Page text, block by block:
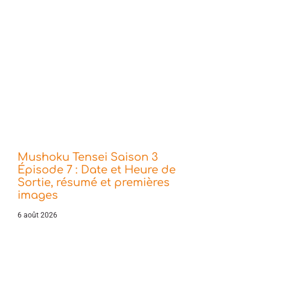
Mushoku Tensei Saison 3
Épisode 7 : Date et Heure de
Sortie, résumé et premières
images
6 août 2026